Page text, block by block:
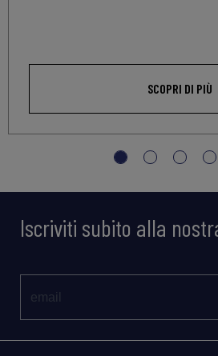
SCOPRI DI PIÙ
Iscriviti subito alla